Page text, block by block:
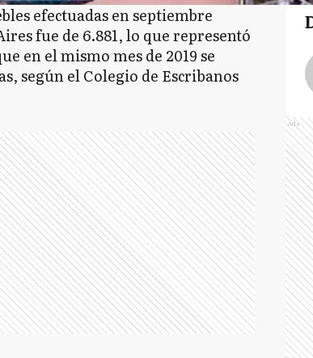
efectuadas en septiembre
fue de 6.881, lo que representó
en el mismo mes de 2019 se
según el Colegio de Escribanos
Ads